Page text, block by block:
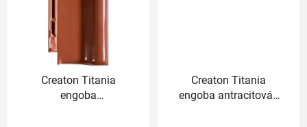
Creaton Titania
engoba
Creaton Titania
engoba antracitová -